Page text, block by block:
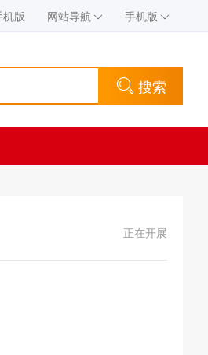
版 网站导航 手机版
搜索
正在开展